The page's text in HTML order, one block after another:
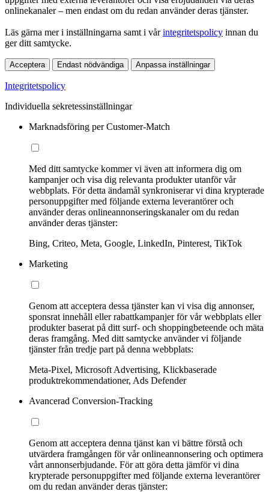
onlinekanaler – men endast om du redan använder deras tjänster.
Läs gärna mer i inställningarna samt i vårintegritetspolicy innan du
ger ditt samtycke.
Acceptera Endast nödvändiga Anpassa inställningar
Integritetspolicy
Individuella sekretessinställningar
Marknadsföring per Customer-Match
Med ditt samtycke kommer vi även att informera dig om
kampanjer och visa dig relevanta produkter utanför vår
webbplats. För detta ändamål synkroniserar vi dina krypterade
personuppgifter med följande externa leverantörer och
använder deras onlineannonseringskanaler om du redan
använder deras tjänster:
Bing, Criteo, Meta, Google, LinkedIn, Pinterest, TikTok
Marketing
Genom att acceptera dessa tjänster kan vi visa dig annonser,
sponsrat innehåll eller rabattkampanjer för vår webbplats eller
produkter baserat på ditt surf- och shoppingbeteende och mäta
deras framgång. Med ditt samtycke använder vi följande
tjänster från tredje part på denna webbplats:
Meta-Pixel, Microsoft Advertising, Klickbaserade
produktrekommendationer, Ads Defender
Avancerad Conversion-Tracking
Genom att acceptera denna tjänst kan vi bättre förstå och
utvärdera framgången för vår onlineannonsering och optimera
vårt annonserbjudande. För att göra detta jämför vi dina
krypterade personuppgifter med följande externa leverantörer
om du redan använder deras tjänster: